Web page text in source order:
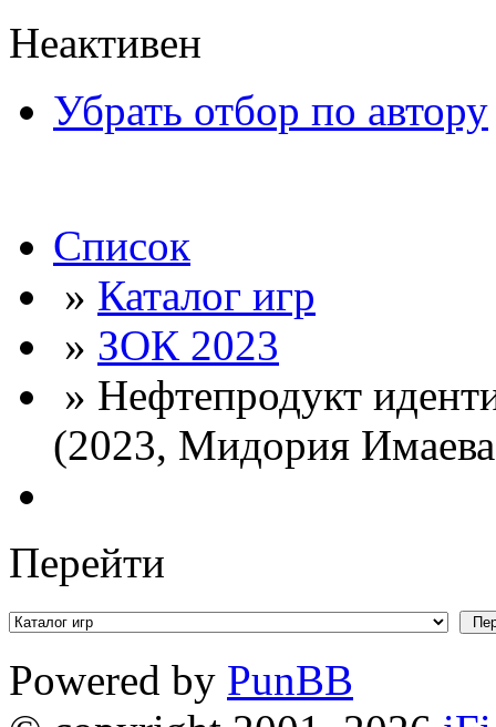
Неактивен
Убрать отбор по автору
Список
» Каталог игр
» ЗОК 2023
» Нефтепродукт
(2023, Мидория
Перейти
Powered by PunBB